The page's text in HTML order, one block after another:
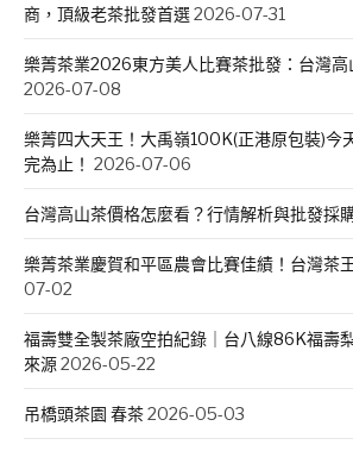
商，頂級老茶批發首選2026-07-31
樂菁茶業2026東方美人比賽茶批發：台灣高
2026-07-08
樂菁四大天王！大禹嶺100K(正港原包裝)今
完為止！ 2026-07-06
台灣高山茶價格怎麼看？行情解析與批發採
樂菁茶業慶賀和平區農會比賽佳績！台灣茶
07-02
福壽雙全製茶廠空拍紀錄｜台八線86K福壽
來源2026-05-22
吊橋頭茶園 春茶2026-05-03